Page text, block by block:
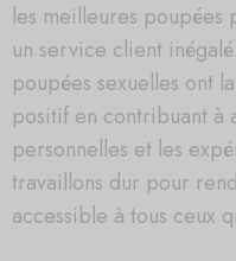
les meilleures poupées
un service client
poupées sexuelles ont
positif en contribuant à
personnelles et les
travaillons dur pour
accessible à tous ceux